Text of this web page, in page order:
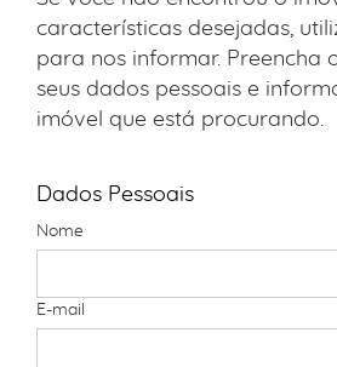
características desejadas,
para nos informar. Preencha
seus dados pessoais e
imóvel que está procurando.
Dados Pessoais
Nome
E-mail